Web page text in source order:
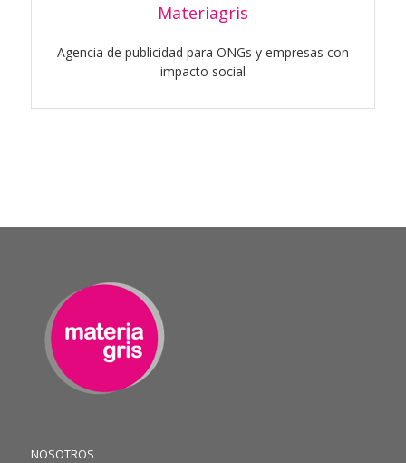
Materiagris
Agencia de publicidad para ONGs y empresas con
impacto social
NOSOTROS